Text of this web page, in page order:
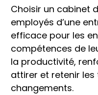
Choisir un cabinet
employés d’une
efficace pour les
compétences de
la productivité,
attirer et retenir les
changements.